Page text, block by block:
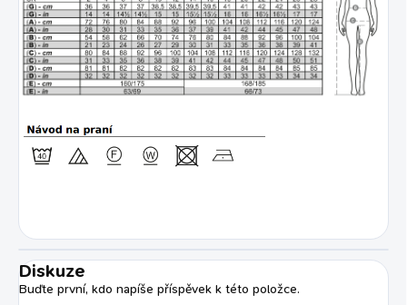
Diskuze
Buďte první, kdo napíše příspěvek k této položce.